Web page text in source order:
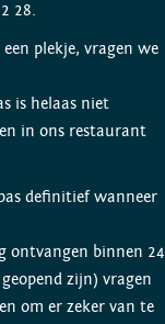
28.
plekje, vragen we
is helaas niet
in ons restaurant
definitief wanneer
ontvangen binnen 24
zijn) vragen
om er zeker van te